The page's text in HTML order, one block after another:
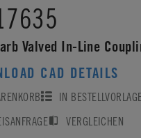
Valved In-Line
CAD DETAILS
IN
VERGLEICHEN